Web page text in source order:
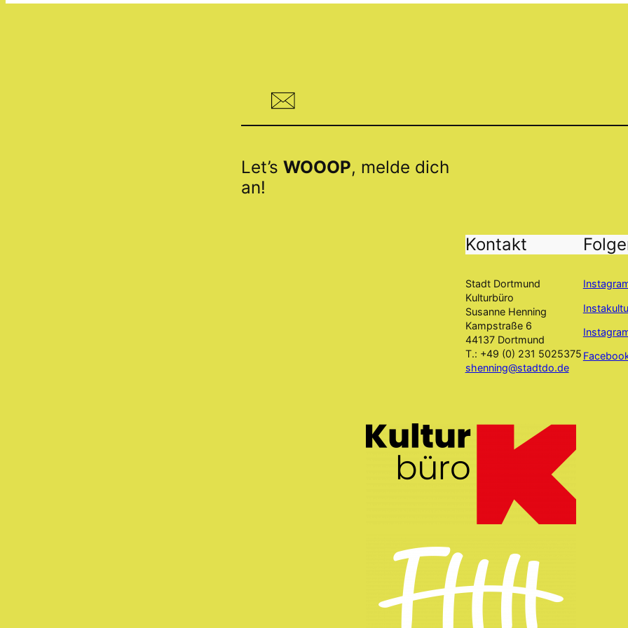
Let’s WOOOP, melde dich
an!
Kontakt
Stadt Dortmund
Kulturbüro
Susanne Henning
Kampstraße 6
44137 Dortmund
T.: +49 (0) 231 5025375
shenning@stadtdo.de